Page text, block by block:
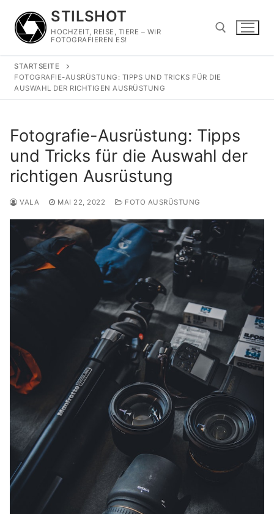
Inhalt
springen
STILSHOT
HOCHZEIT, REISE, TIERE – WIR
FOTOGRAFIEREN ES!
Suchen nach:
STARTSEITE
FOTOGRAFIE-AUSRÜSTUNG: TIPPS UND TRICKS FÜR DIE
AUSWAHL DER RICHTIGEN AUSRÜSTUNG
Fotografie-Ausrüstung: Tipps
und Tricks für die Auswahl der
richtigen Ausrüstung
VALA MAI 22, 2022 FOTO AUSRÜSTUNG